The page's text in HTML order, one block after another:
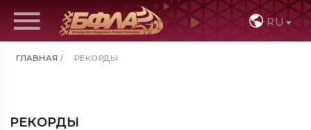
RU
ГЛАВНАЯ / РЕКОРДЫ
РЕКОРДЫ